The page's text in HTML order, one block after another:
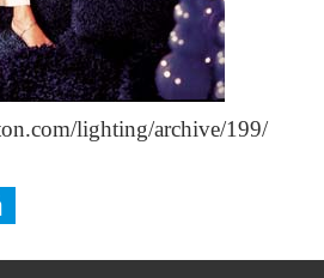
lighting/archive/199/